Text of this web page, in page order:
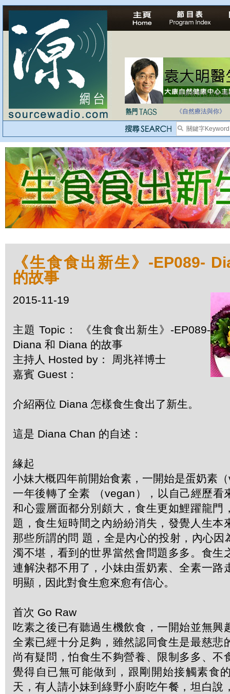
自家教育合法化-
《自然療法與你》
《生食食出新生》-EP089-
的故事
2015-11-19
主題 Topic： 《生食食出新生》-EP089-
Diana 和 Diana 的故事
主持人 Hosted by： 周兆祥博士
嘉賓 Guest：
介紹兩位 Diana 怎樣食生食出了新生。
這是 Diana Chan 的自述：
緣起
小妹大概四年前開始食素，一開始是蛋奶素
一年後轉了全素 （vegan），以自己經歷看
和心靈層面都分別頗大，食生更如鯉躍龍門
題，食生短時間之內紛紛消失，發覺人生本
那些所謂的問 題，全是內心的投射，內心因
濁不堪，看到的世界當然會問題多多。食生
連解決都不用了，小妹由蛋奶素、全素一路
明顯，因此對食生愈來愈有信心。
首次 Go Raw
吃素之後已有聽過生機飲食，一開始並無興
全素已經十分足夠，雖然認同食生是最慈悲
尚有疑問，怕食生不夠營養、限制多多、不
覺得自已無可能做到，跟剛開始接觸素食
天，有人請小妹到綠野小廚吃午餐，坦白說